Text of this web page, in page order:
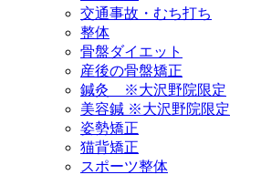
交通事故・むち打ち
整体
骨盤ダイエット
産後の骨盤矯正
鍼灸 ※大沢野院限定
美容鍼 ※大沢野院限定
姿勢矯正
猫背矯正
スポーツ整体